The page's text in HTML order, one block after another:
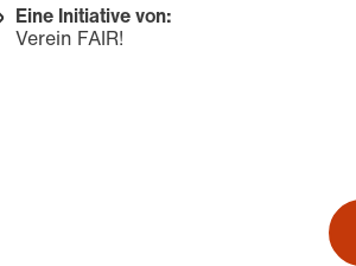
Eine Initiative von:
Verein FAIR!